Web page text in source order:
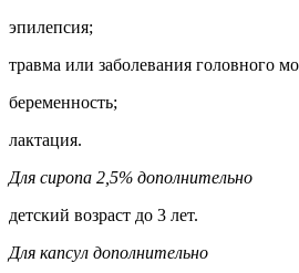
эпилепсия;
травма или заболевания головного
беременность;
лактация.
Для сиропа 2,5% дополнительно
детский возраст до 3 лет.
Для капсул дополнительно